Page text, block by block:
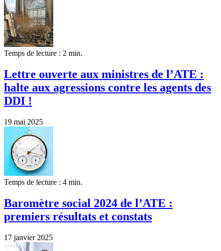
Temps de lecture : 2 min.
Lettre ouverte aux ministres de l’ATE :
halte aux agressions contre les agents des
DDI !
19 mai 2025
Temps de lecture : 4 min.
Baromètre social 2024 de l’ATE :
premiers résultats et constats
17 janvier 2025